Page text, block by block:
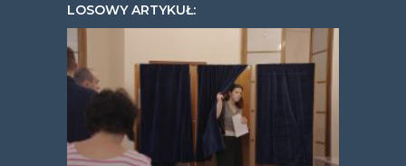
LOSOWY ARTYKUŁ: